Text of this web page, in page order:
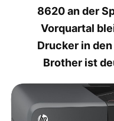
8620 an der
Vorquartal
Drucker in
Brother ist